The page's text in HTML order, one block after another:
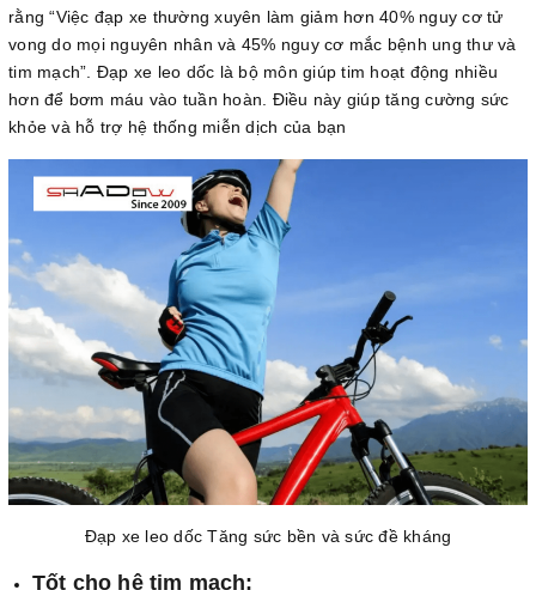
rằng “Việc đạp xe thường xuyên làm giảm hơn 40% nguy cơ tử
vong do mọi nguyên nhân và 45% nguy cơ mắc bệnh ung thư và
tim mạch”. Đạp xe leo dốc là bộ môn giúp tim hoạt động nhiều
hơn để bơm máu vào tuần hoàn. Điều này giúp tăng cường sức
khỏe và hỗ trợ hệ thống miễn dịch của bạn
Đạp xe leo dốc Tăng sức bền và sức đề kháng
Tốt cho hệ tim mạch: